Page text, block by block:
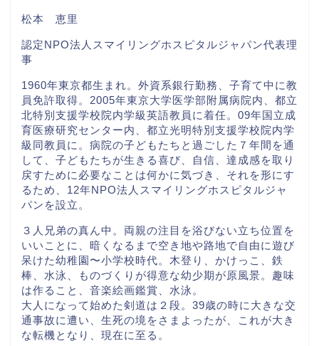
松本 恵里
認定NPO法人スマイリングホスピタルジャパン代表理
事
1960年東京都生まれ。外資系銀行勤務、子育て中に教
員免許取得。2005年東京大学医学部附属病院内、都立
北特別支援学校院内学級英語教員に着任。09年国立成
育医療研究センター内、都立光明特別支援学校院内学
級同教員に。病院の子どもたちと過ごした７年間を通
して、子どもたちが生きる喜び、自信、達成感を取り
戻すために必要なことは何かに気づき、それを形にす
るため、12年NPO法人スマイリングホスピタルジャ
パンを設立。
３人兄弟の真ん中。両親の注目を浴びない立ち位置を
いいことに、暗くなるまで空き地や路地で自由に遊び
呆けた幼稚園〜小学校時代。木登り、かけっこ、鉄
棒、水泳、ものづくりが得意な幼少期が原風景。趣味
は作ること、音楽絵画鑑賞、水泳。
大人になって始めた剣道は２段。39歳の時に大きな交
通事故に遭い、生死の境をさまよったが、これが大き
な転機となり、現在に至る。